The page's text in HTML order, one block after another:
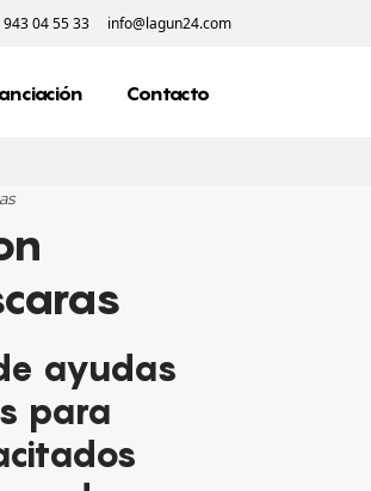
943 04 55 33 info@lagun24.com
Contacto
ayudas
para